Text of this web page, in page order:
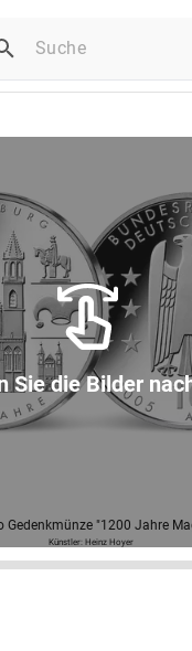
Gedenkmünze "1200 Jahre
Künstler: Heinz Hoyer
Sie die Bilder